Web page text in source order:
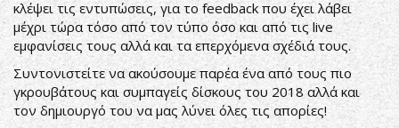
κλέψει τις εντυπώσεις, για το feedback που έχει λάβει
μέχρι τώρα τόσο από τον τύπο όσο και από τις live
εμφανίσεις τους αλλά και τα επερχόμενα σχέδιά τους.
Συντονιστείτε να ακούσουμε παρέα ένα από τους πιο
γκρουβάτους και συμπαγείς δίσκους του 2018 αλλά και
τον δημιουργό του να μας λύνει όλες τις απορίες!